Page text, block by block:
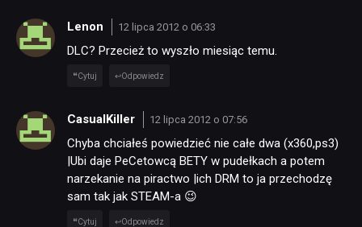
Lenon 12 lipca 2012 o 06:33
DLC? Przecież to wyszło miesiąc temu.
Cytuj Odpowiedz
CasualKiller 12 lipca 2012 o 07:56
Chyba chciałeś powiedzieć nie całe dwa (x360,ps3)
|Ubi daje PeCetowcą BETY w pudełkach a potem
narzekanie na piractwo |ich DRM to ja przechodzę
sam tak jak STEAM-a 😉
Cytuj Odpowiedz